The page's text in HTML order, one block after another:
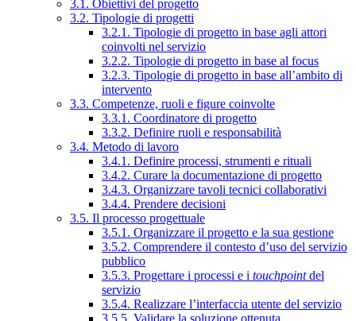
3.1. Obiettivi del progetto
3.2. Tipologie di progetti
3.2.1. Tipologie di progetto in base agli attori
coinvolti nel servizio
3.2.2. Tipologie di progetto in base al focus
3.2.3. Tipologie di progetto in base all’ambito di
intervento
3.3. Competenze, ruoli e figure coinvolte
3.3.1. Coordinatore di progetto
3.3.2. Definire ruoli e responsabilità
3.4. Metodo di lavoro
3.4.1. Definire processi, strumenti e rituali
3.4.2. Curare la documentazione di progetto
3.4.3. Organizzare tavoli tecnici collaborativi
3.4.4. Prendere decisioni
3.5. Il processo progettuale
3.5.1. Organizzare il progetto e la sua gestione
3.5.2. Comprendere il contesto d’uso del servizio
pubblico
3.5.3. Progettare i processi e i touchpointdel
servizio
3.5.4. Realizzare l’interfaccia utente del servizio
3.5.5. Validare la soluzione ottenuta